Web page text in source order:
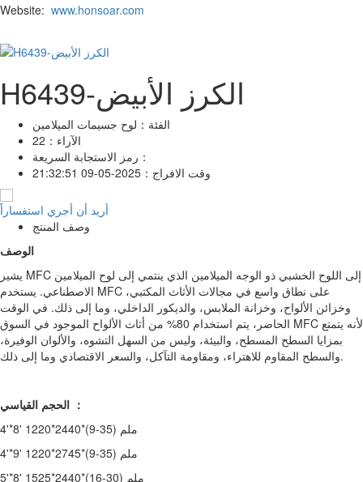
Website: www.honsoar.com
H6439-الكرز الأبيض
الفئة： لوح جسيمات الميلامين
الآراء： 22
رمز الاستجابة السريعة：
وقت الافراج： 2025-05-09 21:32:51
أريد أن أجري استفساراً
وصف المنتج
الوصف
يشير MFC إلى اللوح الخشبي ذو الوجه الميلامين الذي ينتمي إلى لوح الميلامين
الاصطناعي. يستخدم MFC على نطاق واسع في مجالات الأثاث المكتبي،
وخزائن الألواح، وخزانة الملابس، والديكور الداخلي، وما إلى ذلك. في الوقت
الحاضر، يتم استخدام 80% من أثاث الألواح الموجود في السوق MFC لأنه يتمتع
بمزايا السطح المسطح، والبيئة، وليس من السهل التشوه، والألوان الوفيرة،
والسطح المقاوم للاهتراء، ومقاومة التآكل، والسعر الاقتصادي وما إلى ذلك.
الحجم القياسي ：
4'*8' 1220*2440*(9-35) ملم
4'*9' 1220*2745*(9-35) ملم
5'*8' 1525*2440*(16-30) ملم